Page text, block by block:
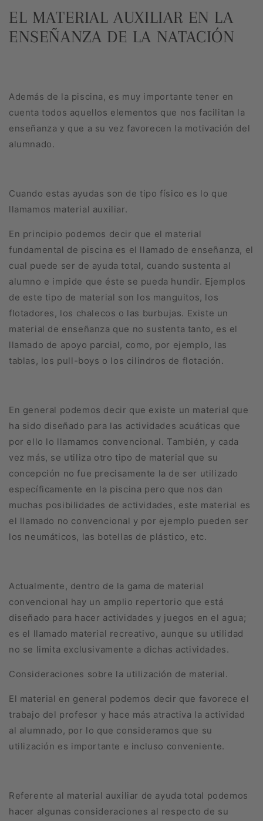
EL MATERIAL AUXILIAR EN LA
ENSEÑANZA DE LA NATACIÓN
Además de la piscina, es muy importante tener en
cuenta todos aquellos elementos que nos facilitan la
enseñanza y que a su vez favorecen la motivación del
alumnado.
Cuando estas ayudas son de tipo físico es lo que
llamamos material auxiliar.
En principio podemos decir que el material
fundamental de piscina es el llamado de enseñanza, el
cual puede ser de ayuda total, cuando sustenta al
alumno e impide que éste se pueda hundir. Ejemplos
de este tipo de material son los mangui­tos, los
flotadores, los chalecos o las burbujas. Existe un
material de enseñanza que no sustenta tanto, es el
llamado de apoyo parcial, como, por ejemplo, las
tablas, los pull-boys o los cilindros de flotación.
En general podemos decir que existe un material que
ha sido diseñado para las actividades acuáticas que
por ello lo llamamos convencional. También, y cada
vez más, se utiliza otro tipo de material que su
concepción no fue precisamente la de ser utilizado
específicamente en la piscina pero que nos dan
muchas posibilidades de actividades, este material es
el llamado no convencional y por ejemplo pueden ser
los neumáticos, las botellas de plástico, etc.
Actualmente, dentro de la gama de material
convencional hay un amplio repertorio que está
diseñado para hacer actividades y juegos en el agua;
es el llamado material recreativo, aunque su uti­lidad
no se limita exclusivamente a dichas actividades.
Consideraciones sobre la utilización de material.
El material en general podemos decir que favorece el
trabajo del profesor y hace más atractiva la actividad
al alumnado, por lo que consideramos que su
utilización es importante e incluso conveniente.
Referente al material auxiliar de ayuda total podemos
hacer algunas consideraciones al respecto de su